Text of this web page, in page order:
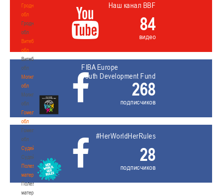
Гродненская
обл
Гродненская
обл
Витебская
обл
Витебская
обл
Могилевская
обл
Могилевская
обл
Гомельская
обл
Гомельская
обл
Судейство
Судейство
Полезные
материалы
Полезные
материалы
Наш канал BBF
84
видео
FIBA Europe
Youth Development Fund
268
подписчиков
#HerWorldHerRules
28
подписчиков